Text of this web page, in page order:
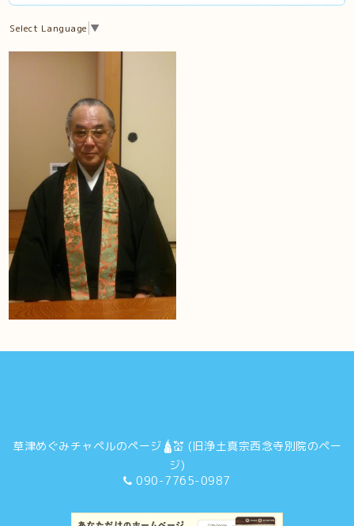
Select Language ▼
草津めぐみチャペルのページ🛕💒 (旧浄土真宗西念寺別院のペー
ジ)
090-7765-0987